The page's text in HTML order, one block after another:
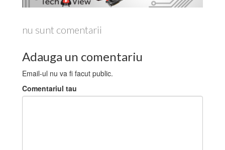
nu sunt comentarii
Adauga un comentariu
Email-ul nu va fi facut public.
Comentariul tau